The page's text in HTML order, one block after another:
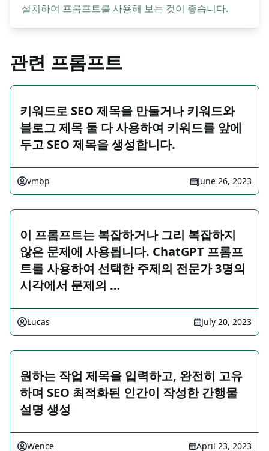
설치하여 프롬프트를 사용해 보는 것이 좋습니다.
관련 프롬프트
키워드로 SEO 제목을 만들거나 키워드와
블로그 제목 둘 다 사용하여 키워드를 앞에
두고 SEO 제목을 생성합니다.
vmbp June 26, 2023
이 프롬프트는 복잡하거나 그리 복잡하지
않은 문제에 사용됩니다. ChatGPT 프롬프
트를 사용하여 선택한 주제의 전문가 3명의
시각에서 문제의 …
Lucas July 20, 2023
원하는 작업 제목을 입력하고, 완전히 고유
하며 SEO 최적화된 인간이 작성한 간행물
설명 생성
Wence April 23, 2023